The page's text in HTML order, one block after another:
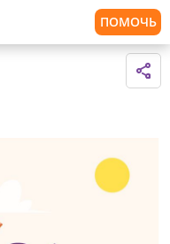
ПОМОЧЬ